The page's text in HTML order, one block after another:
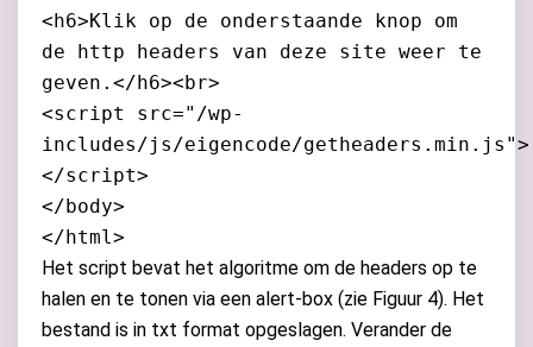
<h6>Klik op de onderstaande knop om
de http headers van deze site weer te
geven.</h6><br>
<script src="/wp-
includes/js/eigencode/getheaders.min.js">
</script>
</body>
</html>
Het script bevat het algoritme om de headers op te
halen en te tonen via een alert-box (zie Figuur 4). Het
bestand is in txt format opgeslagen. Verander de